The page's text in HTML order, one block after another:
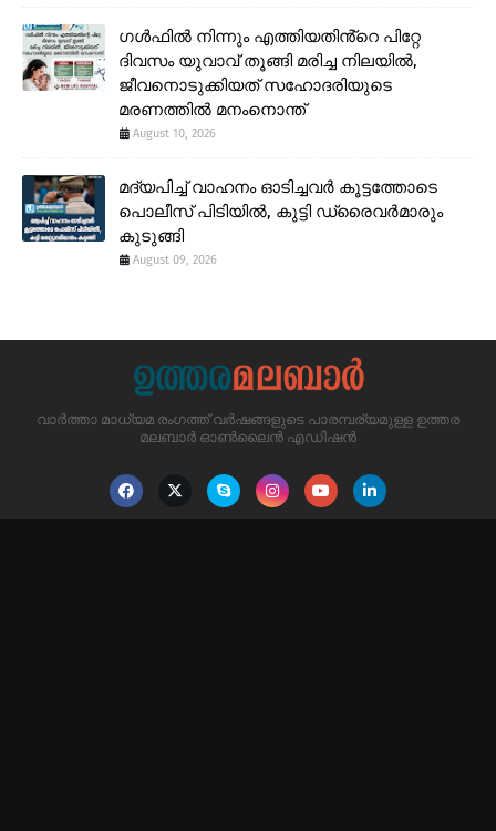
ഗൾഫിൽ നിന്നും എത്തിയതിൻ്റെ പിറ്റേ
ദിവസം യുവാവ് തൂങ്ങി മരിച്ച നിലയിൽ,
ജീവനൊടുക്കിയത് സഹോദരിയുടെ
മരണത്തിൽ മനംനൊന്ത്
August 10, 2026
മദ്യപിച്ച് വാഹനം ഓടിച്ചവർ കൂട്ടത്തോടെ
പൊലീസ് പിടിയിൽ, കുട്ടി ഡ്രൈവർമാരും
കുടുങ്ങി
August 09, 2026
വാർത്താ മാധ്യമ രംഗത്ത് വർഷങ്ങളുടെ പാരമ്പര്യമുള്ള ഉത്തര
മലബാർ ഓൺലൈൻ എഡിഷൻ